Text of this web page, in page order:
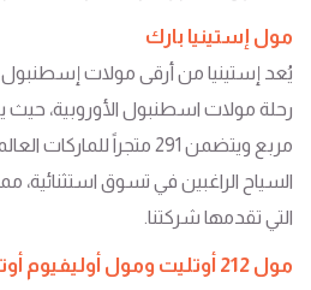
مول إستينيا بارك
يُعد إستينيا من أرقى مولات
مربع ويتضمن 291 متجراً
السياح الراغبين في تسوق استثنائية،
التي تقدمها شركتنا.
مول 212 أوتليت ومول أوليفيوم أوتليت